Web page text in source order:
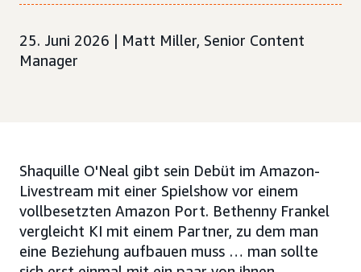
25. Juni 2026 | Matt Miller, Senior Content
Manager
Shaquille O'Neal gibt sein Debüt im Amazon-
Livestream mit einer Spielshow vor einem
vollbesetzten Amazon Port. Bethenny Frankel
vergleicht KI mit einem Partner, zu dem man
eine Beziehung aufbauen muss … man sollte